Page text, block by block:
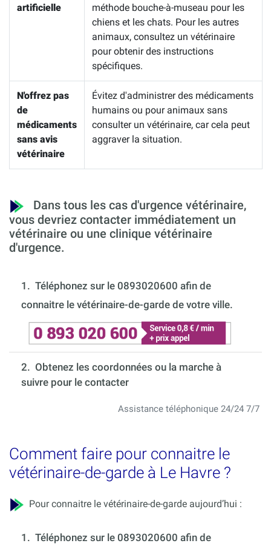
artificielle
méthode bouche-à-museau pour les
chiens et les chats. Pour les autres
animaux, consultez un vétérinaire
pour obtenir des instructions
spécifiques.
N'offrez pas
de
médicaments
sans avis
vétérinaire
Évitez d'administrer des médicaments
humains ou pour animaux sans
consulter un vétérinaire, car cela peut
aggraver la situation.
Dans tous les cas d'urgence vétérinaire,
vous devriez contacter immédiatement un
vétérinaire ou une clinique vétérinaire
d'urgence.
1. Téléphonez sur le 0893020600 afin de
connaitre le vétérinaire-de-garde de votre ville.
2. Obtenez les coordonnées ou la marche à
suivre pour le contacter
Assistance téléphonique 24/24 7/7
Comment faire pour connaitre le
vétérinaire-de-garde à Le Havre ?
Pour connaitre le vétérinaire-de-garde aujourd’hui :
1. Téléphonez sur le 0893020600 afin de